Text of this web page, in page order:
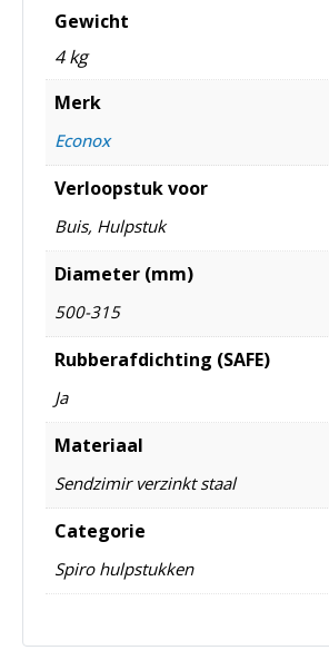
Gewicht
4 kg
Merk
Econox
Verloopstuk voor
Buis, Hulpstuk
Diameter (mm)
500-315
Rubberafdichting (SAFE)
Ja
Materiaal
Sendzimir verzinkt staal
Categorie
Spiro hulpstukken